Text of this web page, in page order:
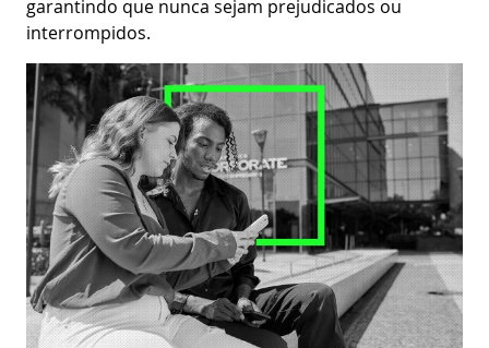
garantindo que nunca sejam prejudicados ou
interrompidos.